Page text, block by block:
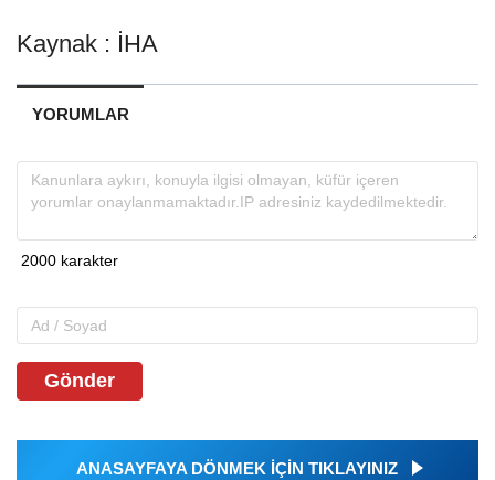
Kaynak : İHA
YORUMLAR
Gönder
ANASAYFAYA DÖNMEK İÇİN TIKLAYINIZ